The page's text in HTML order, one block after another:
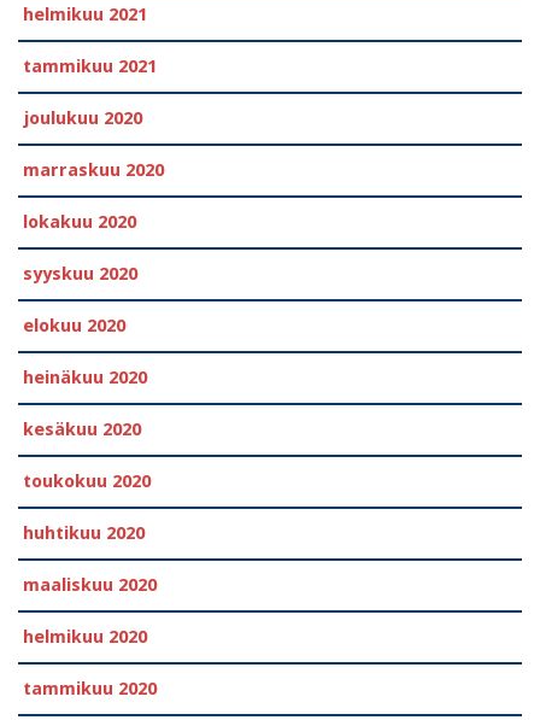
helmikuu 2021
tammikuu 2021
joulukuu 2020
marraskuu 2020
lokakuu 2020
syyskuu 2020
elokuu 2020
heinäkuu 2020
kesäkuu 2020
toukokuu 2020
huhtikuu 2020
maaliskuu 2020
helmikuu 2020
tammikuu 2020